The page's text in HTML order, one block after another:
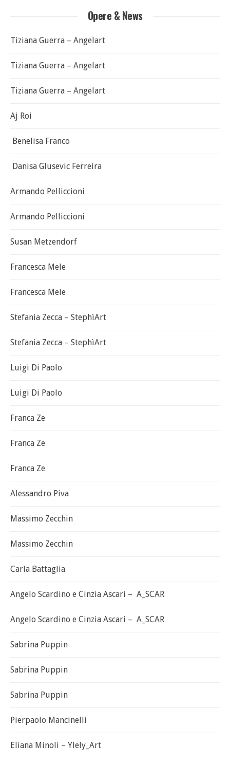
Opere & News
Tiziana Guerra – Angelart
Tiziana Guerra – Angelart
Tiziana Guerra – Angelart
Aj Roi
Benelisa Franco
Danisa Glusevic Ferreira
Armando Pelliccioni
Armando Pelliccioni
Susan Metzendorf
Francesca Mele
Francesca Mele
Stefania Zecca – StephìArt
Stefania Zecca – StephìArt
Luigi Di Paolo
Luigi Di Paolo
Franca Ze
Franca Ze
Franca Ze
Alessandro Piva
Massimo Zecchin
Massimo Zecchin
Carla Battaglia
Angelo Scardino e Cinzia Ascari – A_SCAR
Angelo Scardino e Cinzia Ascari – A_SCAR
Sabrina Puppin
Sabrina Puppin
Sabrina Puppin
Pierpaolo Mancinelli
Eliana Minoli – Ylely_Art